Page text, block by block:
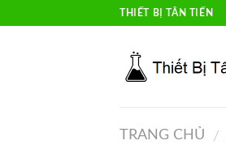
to
THIẾT BỊ TÂN TIẾN
TRANG CHỦ /